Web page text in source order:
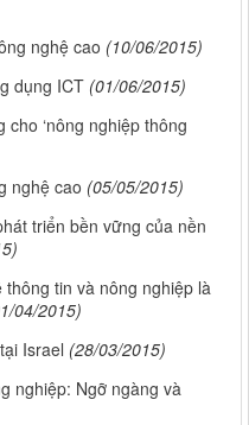
nghệ cao (10/06/2015)
dụng ICT (01/06/2015)
‘nông nghiệp thông
nghệ cao (05/05/2015)
triển bền vững của nền
tin và nông nghiệp là
04/2015)
Israel (28/03/2015)
nghiệp: Ngỡ ngàng và